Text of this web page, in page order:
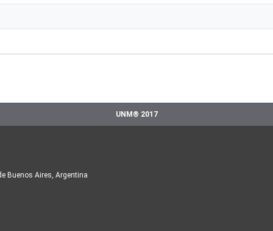
UNM® 2017
Buenos Aires, Argentina